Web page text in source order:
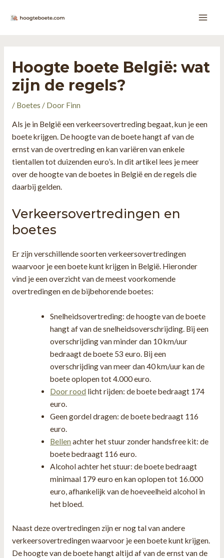
naar
Hoogte boete België: wat
zijn de regels?
/ Boetes / Door Finn
Als je in België een verkeersovertreding begaat, kun je een
boete krijgen. De hoogte van de boete hangt af van de
ernst van de overtreding en kan variëren van enkele
tientallen tot duizenden euro’s. In dit artikel lees je meer
over de hoogte van de boetes in België en de regels die
daarbij gelden.
Verkeersovertredingen en
boetes
Er zijn verschillende soorten verkeersovertredingen
waarvoor je een boete kunt krijgen in België. Hieronder
vind je een overzicht van de meest voorkomende
overtredingen en de bijbehorende boetes:
Snelheidsovertreding: de hoogte van de boete
hangt af van de snelheidsoverschrijding. Bij een
overschrijding van minder dan 10 km/uur
bedraagt de boete 53 euro. Bij een
overschrijding van meer dan 40 km/uur kan de
boete oplopen tot 4.000 euro.
Door rood licht rijden: de boete bedraagt 174
euro.
Geen gordel dragen: de boete bedraagt 116
euro.
Bellen achter het stuur zonder handsfree kit: de
boete bedraagt 116 euro.
Alcohol achter het stuur: de boete bedraagt
minimaal 179 euro en kan oplopen tot 16.000
euro, afhankelijk van de hoeveelheid alcohol in
het bloed.
Naast deze overtredingen zijn er nog tal van andere
verkeersovertredingen waarvoor je een boete kunt krijgen.
De hoogte van de boete hangt altijd af van de ernst van de